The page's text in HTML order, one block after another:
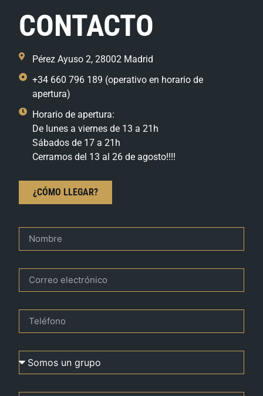
CONTACTO
Pérez Ayuso 2, 28002 Madrid
+34 660 796 189 (operativo en horario de
apertura)
Horario de apertura:
De lunes a viernes de 13 a 21h
Sábados de 17 a 21h
Cerramos del 13 al 26 de agosto!!!!
¿CÓMO LLEGAR?